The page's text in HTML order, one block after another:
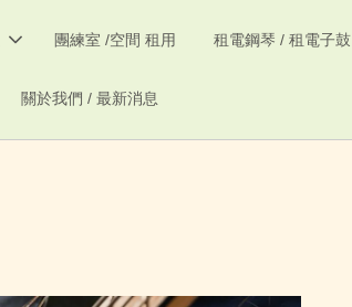
團練室 /空間 租用 租電鋼琴 / 租電子鼓
關於我們 / 最新消息